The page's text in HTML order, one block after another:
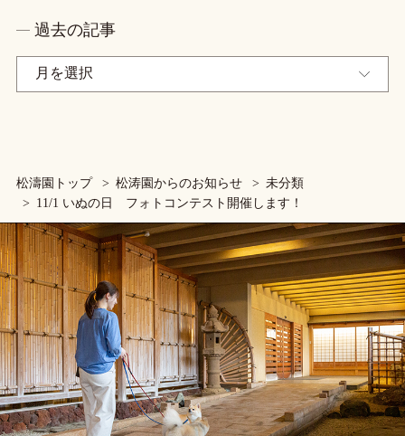
過去の記事
松濤園トップ 松涛園からのお知らせ
未分類
11/1 いぬの日 フォトコンテスト開催します！